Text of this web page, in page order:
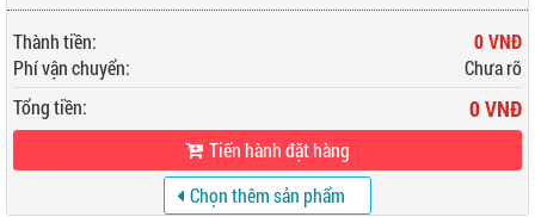
Thành tiền:
0 VNĐ
Phí vận chuyển:
Chưa rõ
Tổng tiền:
0 VNĐ
Tiến hành đặt hàng
Chọn thêm sản phẩm